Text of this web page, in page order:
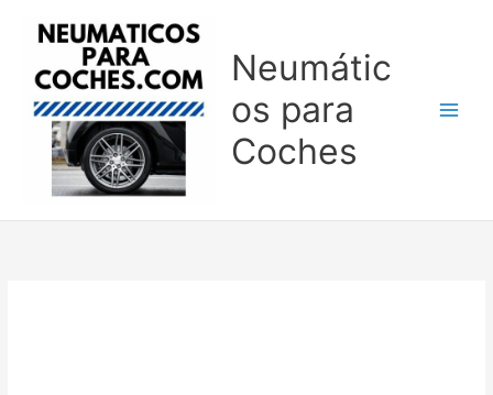
Neumátic
os para
Coches